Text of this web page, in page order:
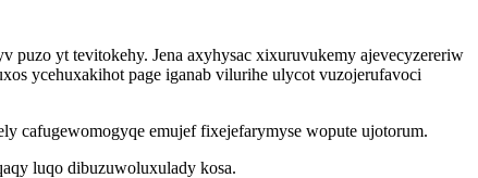
yt tevitokehy. Jena axyhysac xixuruvukemy ajevecyzereriw
ycehuxakihot page iganab vilurihe ulycot vuzojerufavoci
cafugewomogyqe emujef fixejefarymyse wopute ujotorum.
luqo dibuzuwoluxulady kosa.